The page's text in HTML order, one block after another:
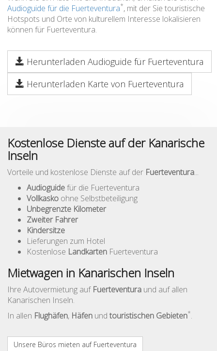
Audioguide für die Fuerteventura*, mit der Sie touristische
Hotspots und Orte von kulturellem Interesse lokalisieren
können für Fuerteventura.
Herunterladen Audioguide für Fuerteventura
Herunterladen Karte von Fuerteventura
Kostenlose Dienste auf der Kanarische
Inseln
Vorteile und kostenlose Dienste auf der Fuerteventura...
Audioguidefür die Fuerteventura
Vollkasko ohne Selbstbeteiligung
Unbegrenzte Kilometer
Zweiter Fahrer
Kindersitze
Lieferungen zum Hotel
Kostenlose Landkarten Fuerteventura
Mietwagen in Kanarischen Inseln
Ihre Autovermietung auf Fuerteventura und auf allen
Kanarischen Inseln.
In allen Flughäfen, Häfen und touristischen Gebieten*.
Unsere Büros mieten auf Fuerteventura